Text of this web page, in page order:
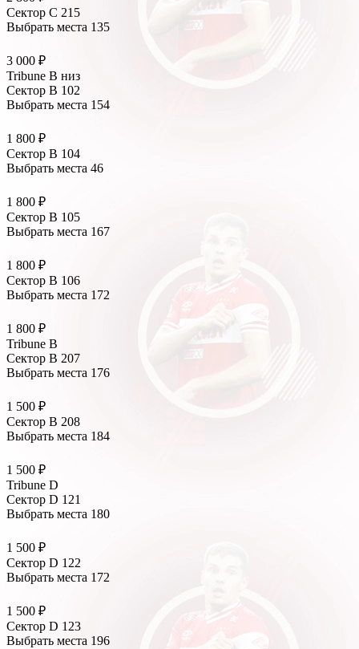
Сектор C 215
Выбрать места 135
3 000 ₽
Tribune B низ
Сектор B 102
Выбрать места 154
1 800 ₽
Сектор B 104
Выбрать места 46
1 800 ₽
Сектор B 105
Выбрать места 167
1 800 ₽
Сектор B 106
Выбрать места 172
1 800 ₽
Tribune B
Сектор B 207
Выбрать места 176
1 500 ₽
Сектор B 208
Выбрать места 184
1 500 ₽
Tribune D
Сектор D 121
Выбрать места 180
1 500 ₽
Сектор D 122
Выбрать места 172
1 500 ₽
Сектор D 123
Выбрать места 196